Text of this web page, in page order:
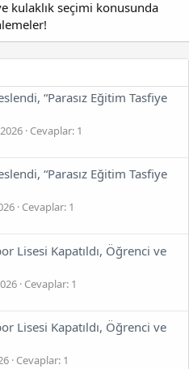
kulaklık seçimi konusunda
“Parasız Eğitim Tasfiye
Cevaplar: 1
“Parasız Eğitim Tasfiye
Cevaplar: 1
Lisesi Kapatıldı, Öğrenci ve
Cevaplar: 1
Lisesi Kapatıldı, Öğrenci ve
Cevaplar: 1